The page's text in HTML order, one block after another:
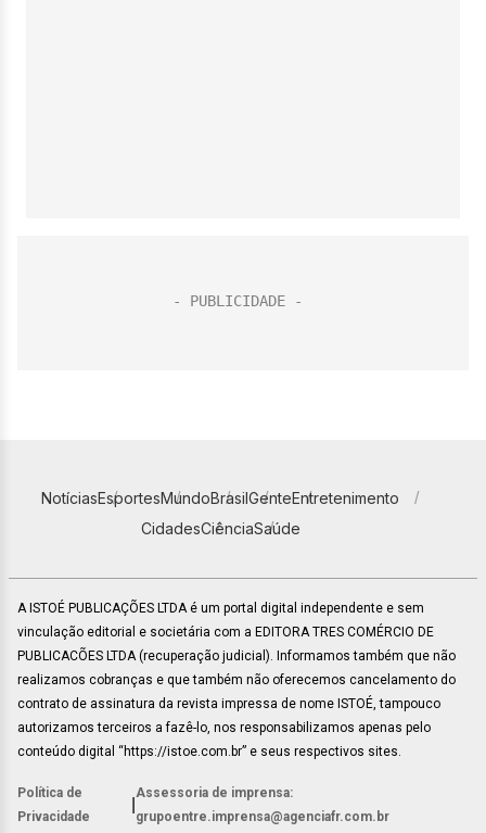
NotíciasEsportesMundoBrasilGenteEntretenimento
CidadesCiênciaSaúde
A ISTOÉ PUBLICAÇÕES LTDA é um portal digital independente e sem
vinculação editorial e societária com a EDITORA TRES COMÉRCIO DE
PUBLICACÕES LTDA (recuperação judicial). Informamos também que não
realizamos cobranças e que também não oferecemos cancelamento do
contrato de assinatura da revista impressa de nome ISTOÉ, tampouco
autorizamos terceiros a fazê-lo, nos responsabilizamos apenas pelo
conteúdo digital “https://istoe.com.br” e seus respectivos sites.
Política de
Privacidade
Assessoria de imprensa:
grupoentre.imprensa@agenciafr.com.br